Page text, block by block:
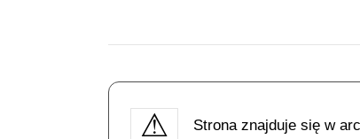
Strona znajduje się w